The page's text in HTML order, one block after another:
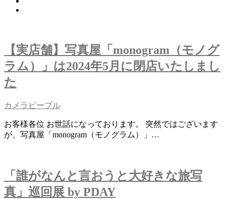
【実店舗】写真屋「monogram（モノグ
ラム）」は2024年5月に閉店いたしまし
た
カメラピープル
お客様各位 お世話になっております。 突然ではございます
が、写真屋「monogram（モノグラム）」…
「誰がなんと言おうと大好きな旅写
真」巡回展 by PDAY